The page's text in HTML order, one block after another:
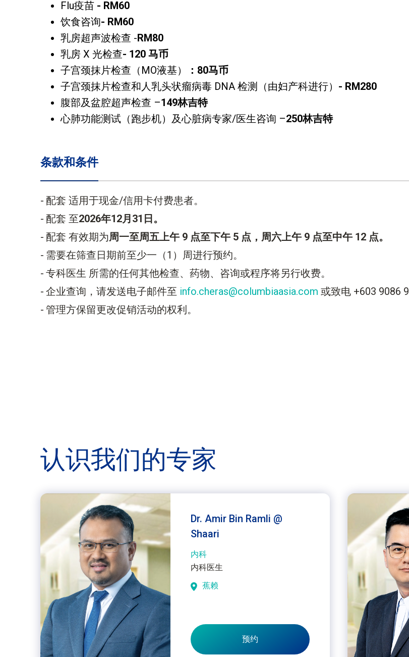
Flu疫苗 - RM60
饮食咨询- RM60
乳房超声波检查 -RM80
乳房 X 光检查- 120 马币
子宫颈抹片检查（MO液基）
：80马币
子宫颈抹片检查和人乳头状瘤病毒 DNA 检测（由妇产科进行） - RM280
腹部及盆腔超声检查 –149林吉特
心肺功能测试（跑步机）及心脏病专家/医生咨询 –250林吉特
条款和条件
配套 适用于现金/信用卡付费患者。
配套 至2026年12月31日。
配套 有效期为周一至周五上午 9 点至下午 5 点，周六上午 9 点至中午 12 点。
需要在筛查日期前至少一（1）周进行预约。
专科医生 所需的任何其他检查、药物、咨询或程序将另行收费。
企业查询，请发送电子邮件至 info.cheras@columbiaasia.com 或致电 +603 9086
管理方保留更改促销活动的权利。
认识我们的专家
Dr. Amir Bin Ramli @
Shaari
内科
内科医生
蕉赖
预约